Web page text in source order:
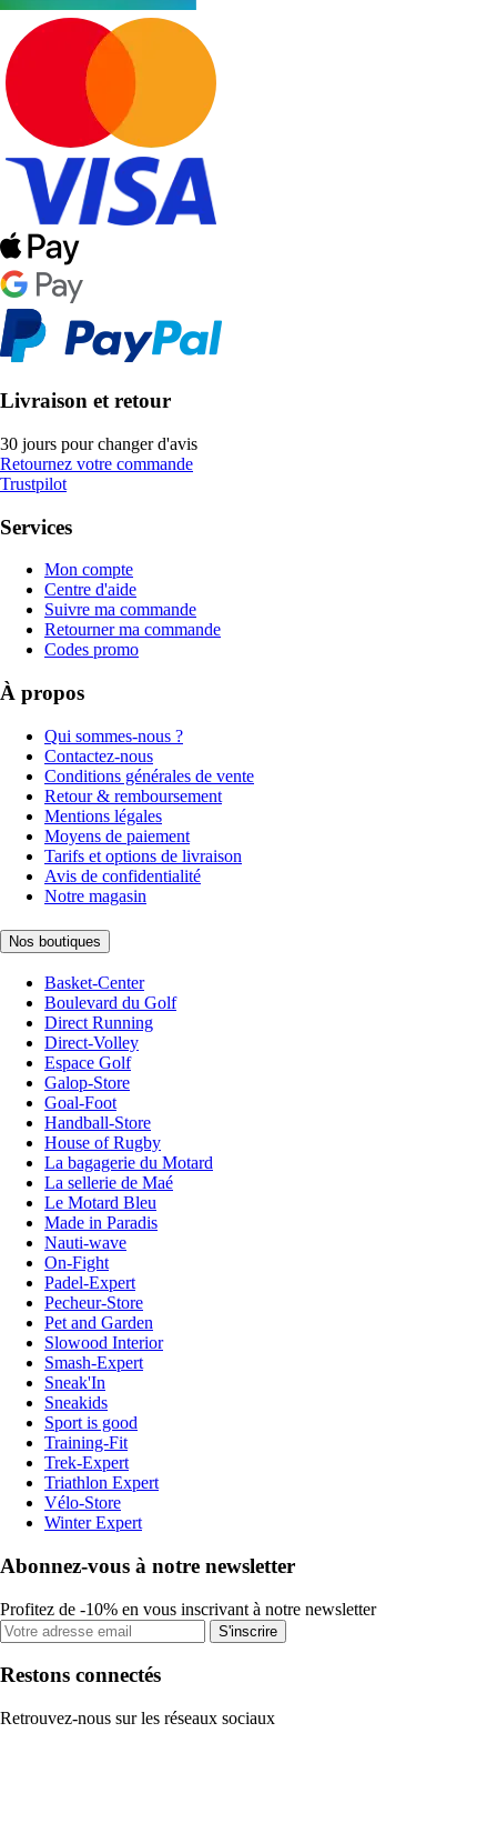
Livraison et retour
30 jours pour changer d'avis
Retournez votre commande
Trustpilot
Services
Mon compte
Centre d'aide
Suivre ma commande
Retourner ma commande
Codes promo
À propos
Qui sommes-nous ?
Contactez-nous
Conditions générales de vente
Retour & remboursement
Mentions légales
Moyens de paiement
Tarifs et options de livraison
Avis de confidentialité
Notre magasin
Nos boutiques
Basket-Center
Boulevard du Golf
Direct Running
Direct-Volley
Espace Golf
Galop-Store
Goal-Foot
Handball-Store
House of Rugby
La bagagerie du Motard
La sellerie de Maé
Le Motard Bleu
Made in Paradis
Nauti-wave
On-Fight
Padel-Expert
Pecheur-Store
Pet and Garden
Slowood Interior
Smash-Expert
Sneak'In
Sneakids
Sport is good
Training-Fit
Trek-Expert
Triathlon Expert
Vélo-Store
Winter Expert
Abonnez-vous à notre newsletter
Profitez de -10% en vous inscrivant à notre newsletter
S'inscrire
Restons connectés
Retrouvez-nous sur les réseaux sociaux